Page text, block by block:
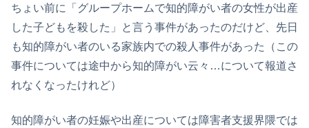
ちょい前に「グループホームで知的障がい者の女性が出産
した子どもを殺した」と言う事件があったのだけど、先日
も知的障がい者のいる家族内での殺人事件があった（この
事件については途中から知的障がい云々…について報道さ
れなくなったけれど）
知的障がい者の妊娠や出産については障害者支援界隈では